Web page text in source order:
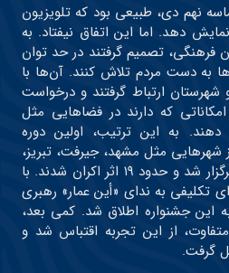
حماسه نهم دی، طبیعی بود که تلویزیون
دهد. اما این اتفاق نیفتاد. به
فرهنگی، تصمیم گرفتند در حد توان
به دست مردم تلاش کنند. آن‌ها با
ارتباط گرفتند و درخواست
که دارند در فضاهایی مثل
به این ترتیب، اولین دوره
حدود ۳۰ نقطه از شهرهایی مثل مشهد، جیرفت، تبریز،
تهران و… به صورت مردمی برگزار شد و حدود ۱۹ اثر اکران شدند. با
تکلیفی به ندای «أین عمار» رهبری
این جشنواره اطلاق شد. کمی بعد،
از این تجربه اقتباس شد و
گرفت.